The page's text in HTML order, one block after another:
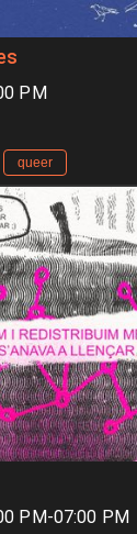
PM
queer
PM-07:00 PM